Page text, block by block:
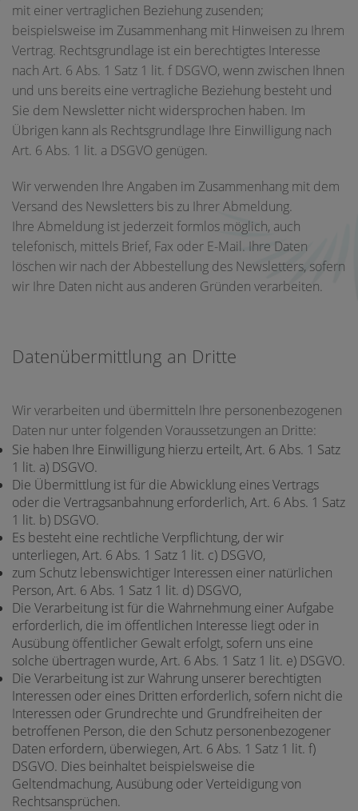
mit einer vertraglichen Beziehung zusenden;
beispielsweise im Zusammenhang mit Hinweisen zu Ihrem
Vertrag. Rechtsgrundlage ist ein berechtigtes Interesse
nach Art. 6 Abs. 1 Satz 1 lit. f DSGVO, wenn zwischen Ihnen
und uns bereits eine vertragliche Beziehung besteht und
Sie dem Newsletter nicht widersprochen haben. Im
Übrigen kann als Rechtsgrundlage Ihre Einwilligung nach
Art. 6 Abs. 1 lit. a DSGVO genügen.
Wir verwenden Ihre Angaben im Zusammenhang mit dem
Versand des Newsletters bis zu Ihrer Abmeldung.
Ihre Abmeldung ist jederzeit formlos möglich, auch
telefonisch, mittels Brief, Fax oder E-Mail. Ihre Daten
löschen wir nach der Abbestellung des Newsletters, sofern
wir Ihre Daten nicht aus anderen Gründen verarbeiten.
Datenübermittlung an Dritte
Wir verarbeiten und übermitteln Ihre personenbezogenen
Daten nur unter folgenden Voraussetzungen an Dritte:
Sie haben Ihre Einwilligung hierzu erteilt, Art. 6 Abs. 1 Satz
1 lit. a) DSGVO.
Die Übermittlung ist für die Abwicklung eines Vertrags
oder die Vertragsanbahnung erforderlich, Art. 6 Abs. 1 Satz
1 lit. b) DSGVO.
Es besteht eine rechtliche Verpflichtung, der wir
unterliegen, Art. 6 Abs. 1 Satz 1 lit. c) DSGVO,
zum Schutz lebenswichtiger Interessen einer natürlichen
Person, Art. 6 Abs. 1 Satz 1 lit. d) DSGVO,
Die Verarbeitung ist für die Wahrnehmung einer Aufgabe
erforderlich, die im öffentlichen Interesse liegt oder in
Ausübung öffentlicher Gewalt erfolgt, sofern uns eine
solche übertragen wurde, Art. 6 Abs. 1 Satz 1 lit. e) DSGVO.
Die Verarbeitung ist zur Wahrung unserer berechtigten
Interessen oder eines Dritten erforderlich, sofern nicht die
Interessen oder Grundrechte und Grundfreiheiten der
betroffenen Person, die den Schutz personenbezogener
Daten erfordern, überwiegen, Art. 6 Abs. 1 Satz 1 lit. f)
DSGVO. Dies beinhaltet beispielsweise die
Geltendmachung, Ausübung oder Verteidigung von
Rechtsansprüchen.